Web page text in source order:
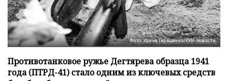
Фото: Ирина Геращенко/РИА Новости
Противотанковое ружье Дегтярева образца 1941
года (ПТРД-41) стало одним из ключевых средств